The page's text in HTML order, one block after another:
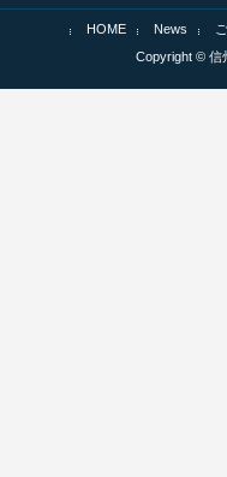
HOME News
Copyright © 信